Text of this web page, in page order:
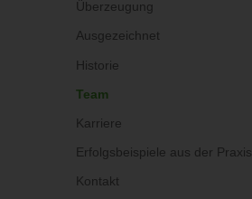
Überzeugung
Ausgezeichnet
Historie
Team
Karriere
Erfolgsbeispiele aus der Praxis
Kontakt